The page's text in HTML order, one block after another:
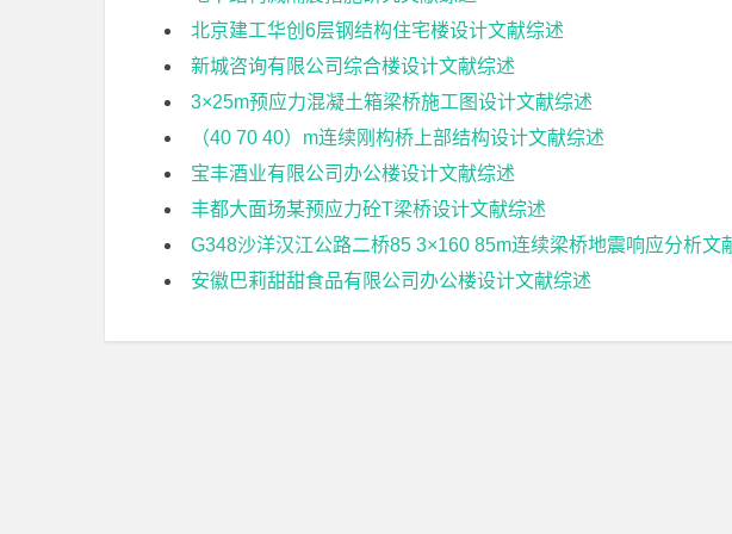
北京建工华创6层钢结构住宅楼设计文献综述
新城咨询有限公司综合楼设计文献综述
3×25m预应力混凝土箱梁桥施工图设计文献综述
（40 70 40）m连续刚构桥上部结构设计文献综述
宝丰酒业有限公司办公楼设计文献综述
丰都大面场某预应力砼T梁桥设计文献综述
G348沙洋汉江公路二桥85 3×160 85m连续梁桥地震响应分析文
安徽巴莉甜甜食品有限公司办公楼设计文献综述